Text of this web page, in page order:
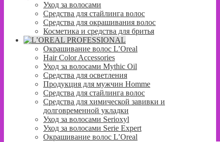
Уход за волосами
Средства для стайлинга волос
Средства для окрашивания волос
Косметика и средства для бритья
Окрашивание волос L’Oreal
Hair Color Accessories
Уход за волосами Mythic Oil
Средства для осветления
Продукция для мужчин Homme
Средства для стайлинга волос
Средства для химической завивки и
долговременной укладки
Уход за волосами Serioxyl
Уход за волосами Serie Expert
Окрашивание волос L’Oreal